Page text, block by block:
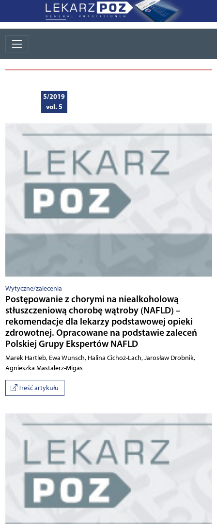
5/2019
vol. 5
Wytyczne/zalecenia
Postępowanie z chorymi na niealkoholową
stłuszczeniową chorobę wątroby (NAFLD) –
rekomendacje dla lekarzy podstawowej opieki
zdrowotnej. Opracowane na podstawie zaleceń
Polskiej Grupy Ekspertów NAFLD
Marek Hartleb, Ewa Wunsch, Halina Cichoż-Lach, Jarosław Drobnik,
Agnieszka Mastalerz-Migas
Treść artykułu